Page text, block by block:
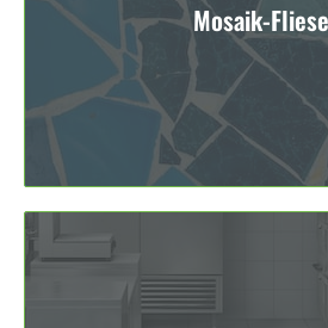
Mosaik-